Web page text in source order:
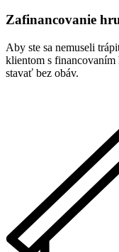
Zafinancovanie
Aby ste sa nemuseli
klientom s
stavať bez obáv.